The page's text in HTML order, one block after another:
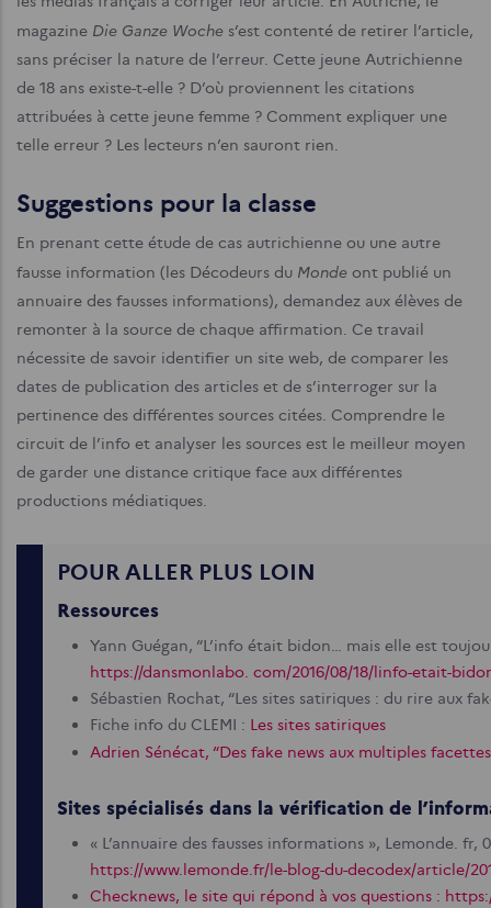
magazine Die Ganze Woche s’est contenté de retirer l’article,
sans préciser la nature de l’erreur. Cette jeune Autrichienne
de 18 ans existe-t-elle ? D’où proviennent les citations
attribuées à cette jeune femme ? Comment expliquer une
telle erreur ? Les lecteurs n’en sauront rien.
Suggestions pour la classe
En prenant cette étude de cas autrichienne ou une autre
fausse information (les Décodeurs du Monde ont publié un
annuaire des fausses informations), demandez aux élèves de
remonter à la source de chaque affirmation. Ce travail
nécessite de savoir identifier un site web, de comparer les
dates de publication des articles et de s’interroger sur la
pertinence des différentes sources citées. Comprendre le
circuit de l’info et analyser les sources est le meilleur moyen
de garder une distance critique face aux différentes
productions médiatiques.
POUR ALLER PLUS LOIN
Ressources
Yann Guégan, “L’info était bidon… mais elle est
https://dansmonlabo. com/2016/08/18/linfo-etait-
Sébastien Rochat, “Les sites satiriques : du rire aux
Fiche info du CLEMI : Les sites satiriques
Adrien Sénécat, “Des fake news aux multiples
Sites spécialisés dans la vérification de
« L’annuaire des fausses informations », Lemonde. fr,
https://www.lemonde.fr/le-blog-du-decodex/article/
Checknews, le site qui répond à vos questions :